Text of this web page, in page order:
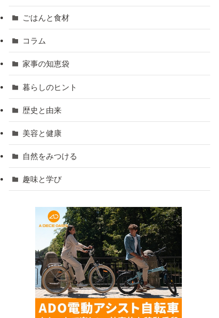
ごはんと食材
コラム
家事の知恵袋
暮らしのヒント
歴史と由来
美容と健康
自然をみつける
趣味と学び